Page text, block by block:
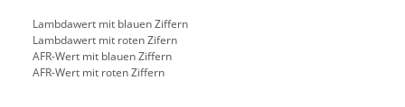
Lambdawert mit blauen Ziffern
Lambdawert mit roten Zifern
AFR-Wert mit blauen Ziffern
AFR-Wert mit roten Ziffern